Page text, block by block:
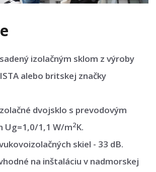
izolačným sklom z výroby
alebo britskej značky
dvojsklo s prevodovým
Ug=1,0/1,1 W/m2K.
skiel - 33 dB.
na inštaláciu v nadmorskej